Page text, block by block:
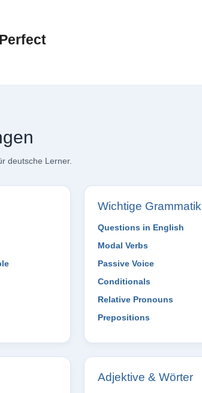
deutsche Lerner.
Wichtige Grammatik
Questions in English
Modal Verbs
Passive Voice
Conditionals
Relative Pronouns
Prepositions
Adjektive & Wörter